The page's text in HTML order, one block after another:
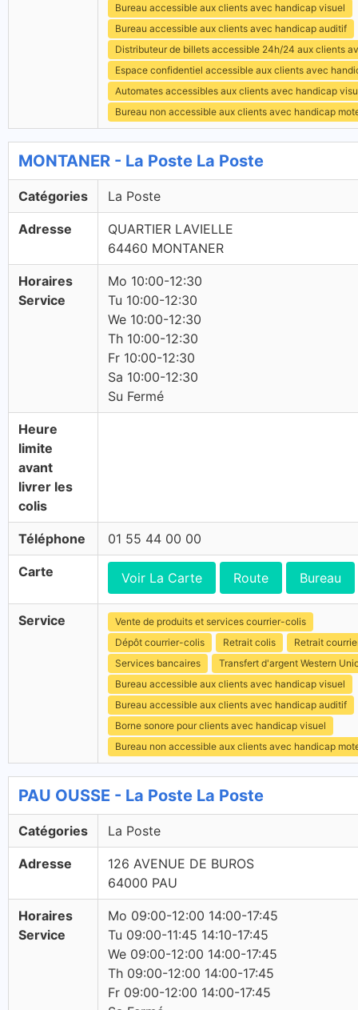
Bureau accessible aux clients avec handicap visuel
Bureau accessible aux clients avec handicap auditif
Distributeur de billets accessible 24h/24 aux clients
Espace confidentiel accessible aux clients avec
Automates accessibles aux clients avec handicap
Bureau non accessible aux clients avec handicap
MONTANER - La Poste La Poste
Catégories La Poste
Adresse
QUARTIER LAVIELLE
64460 MONTANER
Horaires
Service
Mo 10:00-12:30
Tu 10:00-12:30
We 10:00-12:30
Th 10:00-12:30
Fr 10:00-12:30
Sa 10:00-12:30
Su Fermé
Heure
limite
avant
livrer les
colis
Téléphone 01 55 44 00 00
Carte Voir La Carte Route Bureau
Service
Vente de produits et services courrier-colis
Dépôt courrier-colis
Retrait colis
Retrait
Services bancaires
Transfert d'argent Western
Bureau accessible aux clients avec handicap visuel
Bureau accessible aux clients avec handicap auditif
Borne sonore pour clients avec handicap visuel
Bureau non accessible aux clients avec handicap
PAU OUSSE - La Poste La Poste
Catégories La Poste
Adresse
126 AVENUE DE BUROS
64000 PAU
Horaires
Service
Mo 09:00-12:00 14:00-17:45
Tu 09:00-11:45 14:10-17:45
We 09:00-12:00 14:00-17:45
Th 09:00-12:00 14:00-17:45
Fr 09:00-12:00 14:00-17:45